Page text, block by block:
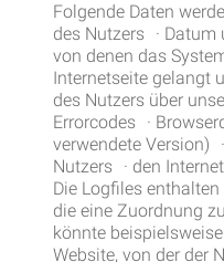
Folgende Daten
des Nutzers ·
von denen das
Internetseite gelangt
des Nutzers über
Errorcodes ·
verwendete Version)
Nutzers · den
Die Logfiles
die eine Zuordnung
könnte
Website, von der der